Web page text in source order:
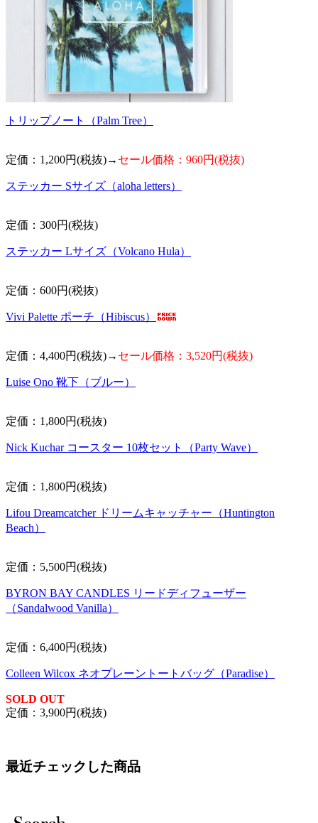
トリップノート（Palm Tree）
定価：1,200円(税抜)→ セール価格：960円(税抜)
ステッカー Sサイズ（aloha letters）
定価：300円(税抜)
ステッカー Lサイズ（Volcano Hula）
定価：600円(税抜)
Vivi Palette ポーチ（Hibiscus）
定価：4,400円(税抜)→ セール価格：3,520円(税抜)
Luise Ono 靴下（ブルー）
定価：1,800円(税抜)
Nick Kuchar コースター 10枚セット（Party Wave）
定価：1,800円(税抜)
Lifou Dreamcatcher ドリームキャッチャー（Huntington
Beach）
定価：5,500円(税抜)
BYRON BAY CANDLES リードディフューザー
（Sandalwood Vanilla）
定価：6,400円(税抜)
Colleen Wilcox ネオプレーントートバッグ（Paradise）
SOLD OUT
定価：3,900円(税抜)
最近チェックした商品